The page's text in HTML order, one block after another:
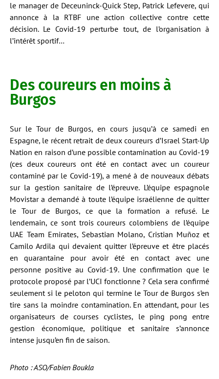
le manager de Deceuninck-Quick Step, Patrick Lefevere, qui
annonce à la RTBF une action collective contre cette
décision. Le Covid-19 perturbe tout, de l’organisation à
l’intérêt sportif…
Des coureurs en moins à
Burgos
Sur le Tour de Burgos, en cours jusqu’à ce samedi en
Espagne, le récent retrait de deux coureurs d’Israel Start-Up
Nation en raison d’une possible contamination au Covid-19
(ces deux coureurs ont été en contact avec un coureur
contaminé par le Covid-19), a mené à de nouveaux débats
sur la gestion sanitaire de l’épreuve. L’équipe espagnole
Movistar a demandé à toute l’équipe israélienne de quitter
le Tour de Burgos, ce que la formation a refusé. Le
lendemain, ce sont trois coureurs colombiens de l’équipe
UAE Team Emirates, Sebastian Molano, Cristian Muñoz et
Camilo Ardila qui devaient quitter l’épreuve et être placés
en quarantaine pour avoir été en contact avec une
personne positive au Covid-19. Une confirmation que le
protocole proposé par l’UCI fonctionne ? Cela sera confirmé
seulement si le peloton qui termine le Tour de Burgos s’en
tire sans la moindre contamination. En attendant, pour les
organisateurs de courses cyclistes, le ping pong entre
gestion économique, politique et sanitaire s’annonce
intense jusqu’en fin de saison.
Photo : ASO/Fabien Boukla